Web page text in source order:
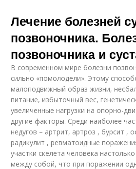
Лечение болезней
позвоночника.
позвоночника и
В современном мире болезни
сильно «помолодели». Этому
малоподвижный образ жизни,
питание, избыточный вес,
увеличенные нагрузки на опорно-
другие факторы. Среди наиболее
недугов – артрит, артроз , бурсит ,
радикулит , ревматоидные
участки скелета человека
между собой, что при поражении